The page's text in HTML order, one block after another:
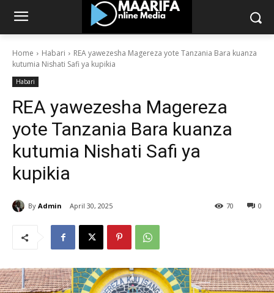
Home Habari
REA yawezesha Magereza yote Tanzania Bara kuanza
kutumia Nishati Safi ya kupikia
Habari
REA yawezesha Magereza
yote Tanzania Bara kuanza
kutumia Nishati Safi ya
kupikia
By Admin April 30, 2025 0
70